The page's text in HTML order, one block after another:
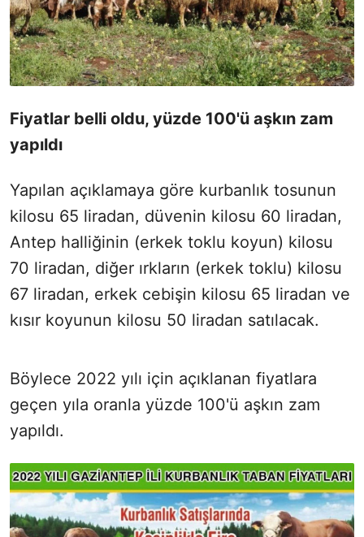
Fiyatlar belli oldu, yüzde 100'ü aşkın zam
yapıldı
Yapılan açıklamaya göre kurbanlık tosunun
kilosu 65 liradan, düvenin kilosu 60 liradan,
Antep halliğinin (erkek toklu koyun) kilosu
70 liradan, diğer ırkların (erkek toklu) kilosu
67 liradan, erkek cebişin kilosu 65 liradan ve
kısır koyunun kilosu 50 liradan satılacak.
Böylece 2022 yılı için açıklanan fiyatlara
geçen yıla oranla yüzde 100'ü aşkın zam
yapıldı.